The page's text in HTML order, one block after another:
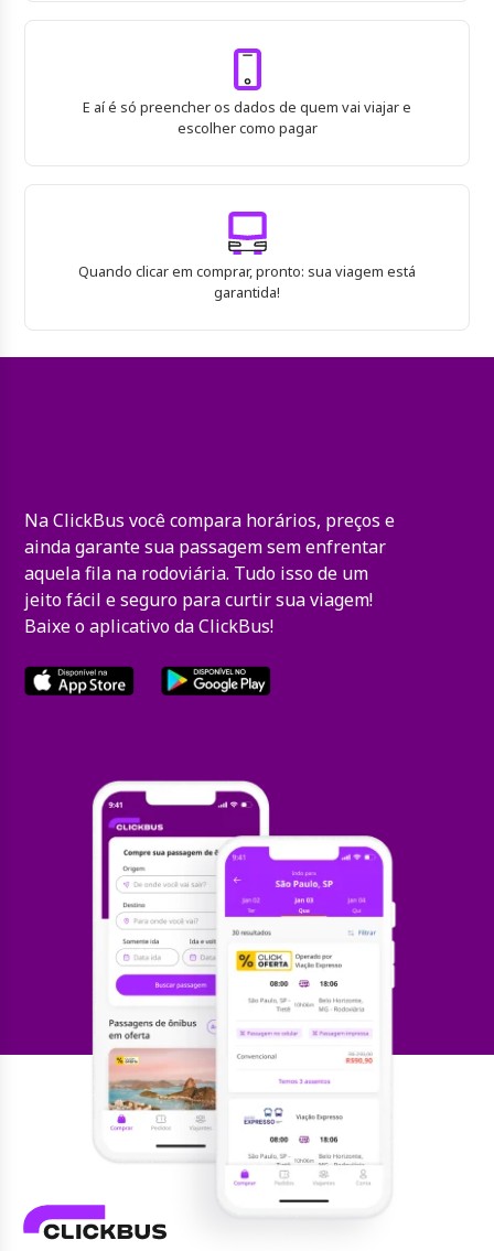
E aí é só preencher os dados de quem vai viajar e
escolher como pagar
Quando clicar em comprar, pronto: sua viagem está
garantida!
Na ClickBus você compara horários, preços e
ainda garante sua passagem sem enfrentar
aquela fila na rodoviária. Tudo isso de um
jeito fácil e seguro para curtir sua viagem!
Baixe o aplicativo da ClickBus!